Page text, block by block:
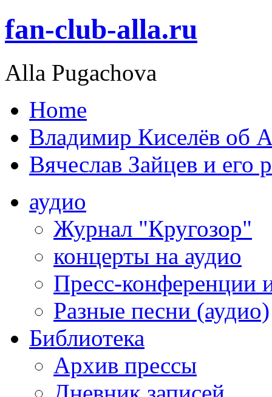
fan-club-alla.ru
Alla Pugachova
Home
Владимир Киселёв об
Вячеслав Зайцев и его
аудио
Журнал "Кругозор"
концерты на аудио
Пресс-конференции
Разные песни (аудио)
Библиотека
Архив прессы